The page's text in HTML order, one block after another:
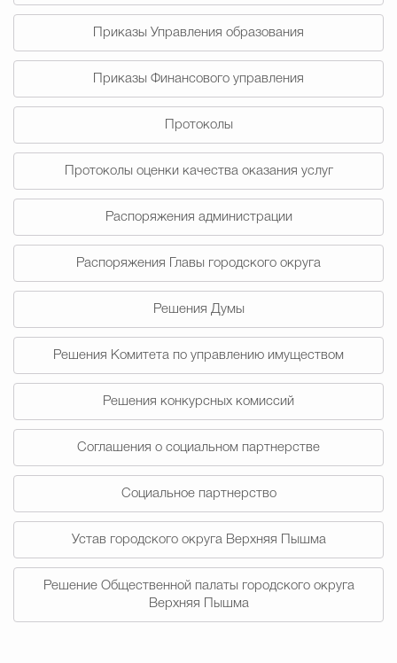
Счётная палата Городского
Гостям Городского
Общественная
Градостроительство и
Государственные организации
Приказы Управления образования
Приказы Финансового управления
Протоколы
Протоколы оценки качества оказания услуг
Распоряжения администрации
Распоряжения Главы городского округа
Решения Думы
Решения Комитета по управлению имуществом
Решения конкурсных комиссий
Соглашения о социальном партнерстве
Социальное партнерство
Устав городского округа Верхняя Пышма
Решение Общественной палаты городского округа
Верхняя Пышма